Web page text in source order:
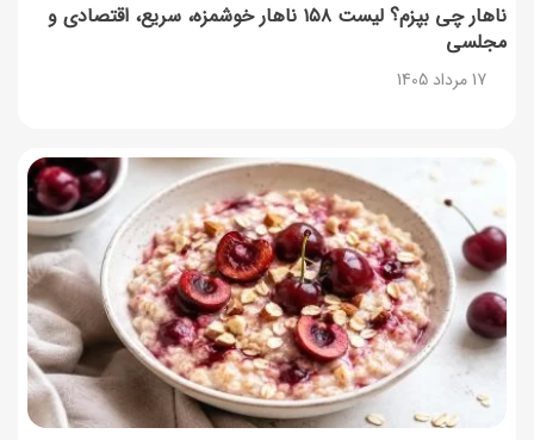
ناهار چی بپزم؟ لیست ۱۵۸ ناهار خوشمزه، سریع، اقتصادی و
مجلسی
17 مرداد 1405
نحوه دریافت رمز خرید کالابرگ برای خرید آنلاین (رمز
یکبارمصرف کالابرگ)
17 مرداد 1405
طرز تهیه مارمالاد انجیر خوشرنگ+ نکات شکرک نزدن
16 مرداد 1405